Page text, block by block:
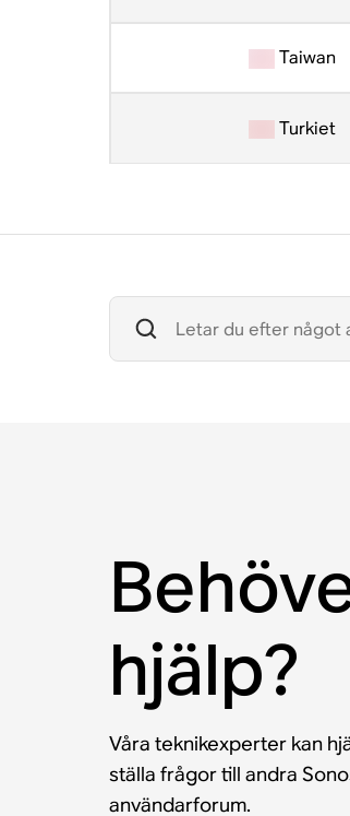
Taiwan
Turkiet
hjälp?
Våra teknikexperter kan
ställa frågor till andra
användarforum.